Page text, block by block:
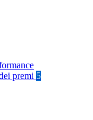
premi 5